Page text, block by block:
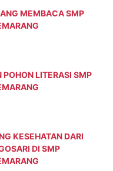
MEMBACA SMP
LITERASI SMP
KESEHATAN DARI
DI SMP